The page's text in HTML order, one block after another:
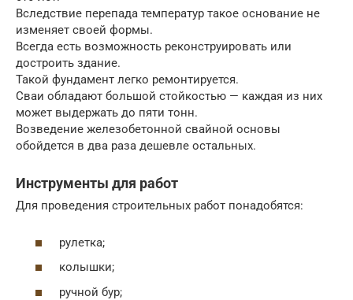
Вследствие перепада температур такое основание не
изменяет своей формы.
Всегда есть возможность реконструировать или
достроить здание.
Такой фундамент легко ремонтируется.
Сваи обладают большой стойкостью — каждая из них
может выдержать до пяти тонн.
Возведение железобетонной свайной основы
обойдется в два раза дешевле остальных.
Инструменты для работ
Для проведения строительных работ понадобятся:
рулетка;
колышки;
ручной бур;